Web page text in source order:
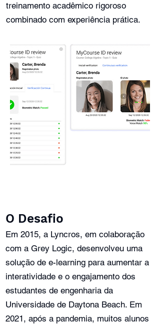
treinamento acadêmico rigoroso
combinado com experiência prática.
O Desafio
Em 2015, a Lyncros, em colaboração
com a Grey Logic, desenvolveu uma
solução de e-learning para aumentar a
interatividade e o engajamento dos
estudantes de engenharia da
Universidade de Daytona Beach. Em
2021, após a pandemia, muitos alunos